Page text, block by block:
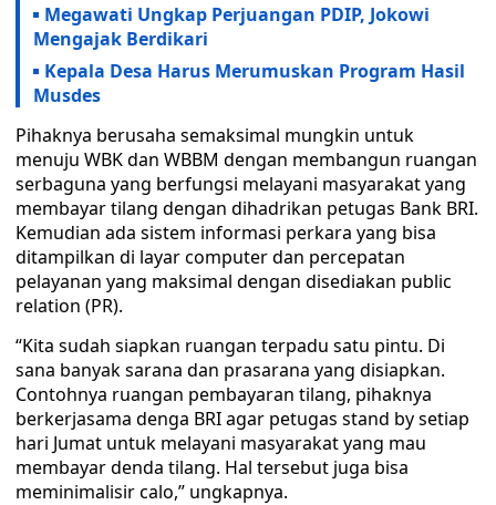
Megawati Ungkap Perjuangan PDIP, Jokowi
Mengajak Berdikari
Kepala Desa Harus Merumuskan Program Hasil
Musdes
Pihaknya berusaha semaksimal mungkin untuk
menuju WBK dan WBBM dengan membangun ruangan
serbaguna yang berfungsi melayani masyarakat yang
membayar tilang dengan dihadrikan petugas Bank BRI.
Kemudian ada sistem informasi perkara yang bisa
ditampilkan di layar computer dan percepatan
pelayanan yang maksimal dengan disediakan public
relation (PR).
“Kita sudah siapkan ruangan terpadu satu pintu. Di
sana banyak sarana dan prasarana yang disiapkan.
Contohnya ruangan pembayaran tilang, pihaknya
berkerjasama denga BRI agar petugas stand by setiap
hari Jumat untuk melayani masyarakat yang mau
membayar denda tilang. Hal tersebut juga bisa
meminimalisir calo,” ungkapnya.